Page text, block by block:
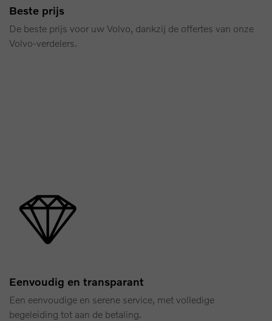
Beste prijs
De beste prijs voor uw Volvo, dankzij de offertes van onze
Volvo‑verdelers.
Eenvoudig en transparant
Een eenvoudige en serene service, met volledige
begeleiding tot aan de betaling.